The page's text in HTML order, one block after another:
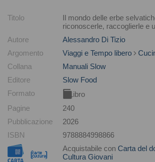
Titolo
Il mondo delle erbe
riconoscerle, raccoglierle e
Autore
Alessandro Di Tizio
Argomento
Viaggi e Tempo libero
Collana
Manuali Slow
Editore
Slow Food
Formato
Libro
Pagine
240
Pubblicazione
2026
ISBN
9788884998866
Acquistabile con Carta del
Cultura Giovani